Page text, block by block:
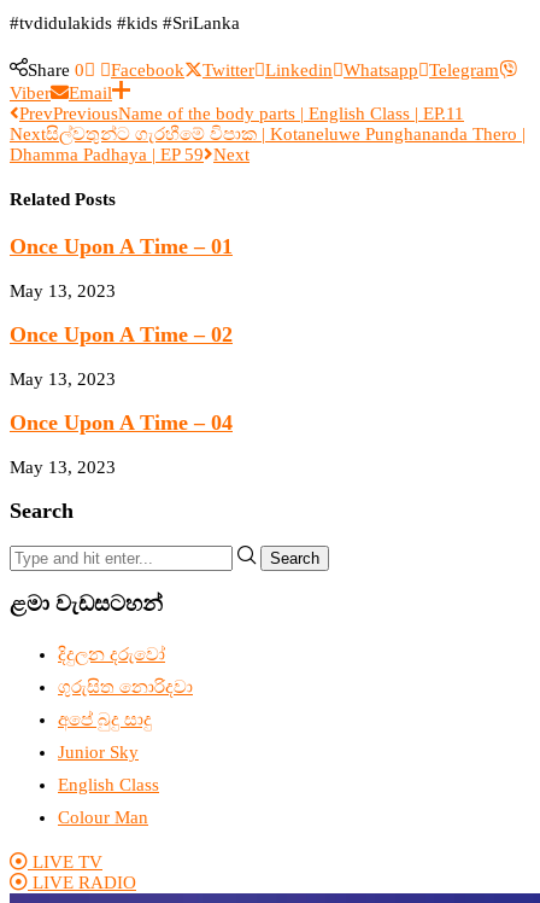
#tvdidulakids #kids #SriLanka
Share 0 Facebook Twitter Linkedin Whatsapp
Telegram
Viber
Email
PrevPreviousName of the body parts | English Class | EP.11
Nextසිල්වතුන්ට ගැරහීමේ විපාක | Kotaneluwe Punghananda Thero |
Dhamma Padhaya | EP 59 Next
Related Posts
Once Upon A Time – 01
May 13, 2023
Once Upon A Time – 02
May 13, 2023
Once Upon A Time – 04
May 13, 2023
Search
Search
ළමා වැඩසටහන්
දිදුලන දරුවෝ
ගුරුසිත නොරිදවා
අපේ බුදු සාදු
Junior Sky
English Class
Colour Man
LIVE TV
LIVE RADIO